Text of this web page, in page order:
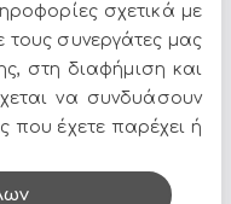
παγωμένη,
αποτέλεσμα.
φωτάκια
σειρά φωτακιών.
συνδυασμένες με
σχετικά με
τους συνεργάτες μας
στη διαφήμιση και
να συνδυάσουν
που έχετε παρέχει ή